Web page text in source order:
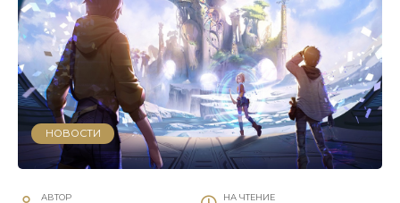
НОВОСТИ
АВТОР НА ЧТЕНИЕ